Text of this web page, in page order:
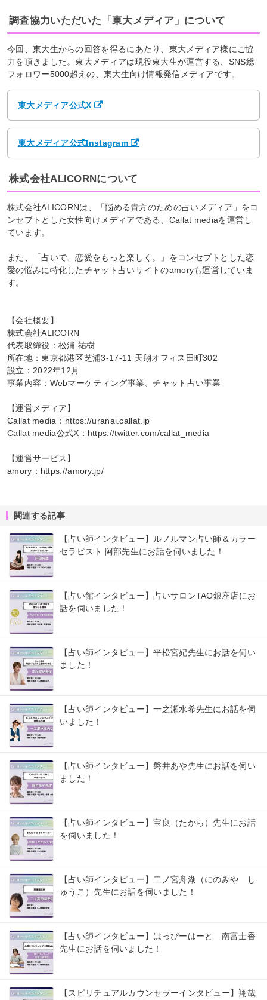
調査協力いただいた「東大メディア」について
今回、東大生からの回答を得るにあたり、東大メディア様にご協
力を頂きました。東大メディアは現役東大生が運営する、SNS総
フォロワー5000超えの、東大生向け情報発信メディアです。
東大メディア公式X
東大メディア公式Instagram
株式会社ALICORNについて
株式会社ALICORNは、「悩める貴方のための占いメディア」をコ
ンセプトとした女性向けメディアである、Callat mediaを運営し
ています。
また、「占いで、恋愛をもっと楽しく。」をコンセプトとした恋
愛の悩みに特化したチャット占いサイトのamoryも運営していま
す。
【会社概要】
株式会社ALICORN
代表取締役：松浦 祐樹
所在地：東京都港区芝浦3-17-11 天翔オフィス田町302
設立：2022年12月
事業内容：Webマーケティング事業、チャット占い事業
【運営メディア】
Callat media：https://uranai.callat.jp
Callat media公式X：https://twitter.com/callat_media
【運営サービス】
amory：https://amory.jp/
関連する記事
【占い師インタビュー】ルノルマン占い師＆カラー
セラピスト 阿部先生にお話を伺いました！
【占い館インタビュー】占いサロンTAO銀座店にお
話を伺いました！
【占い師インタビュー】平松宮妃先生にお話を伺い
ました！
【占い師インタビュー】一之瀬水希先生にお話を伺
いました！
【占い師インタビュー】磐井あや先生にお話を伺い
ました！
【占い師インタビュー】宝良（たから）先生にお話
を伺いました！
【占い師インタビュー】二ノ宮舟湖（にのみや し
ゅうこ）先生にお話を伺いました！
【占い師インタビュー】はっぴーはーと 南富士香
先生にお話を伺いました！
【スピリチュアルカウンセラーインタビュー】翔哉